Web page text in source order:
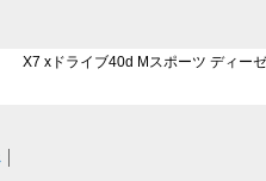
X7 xドライブ40d Mスポーツ ディー